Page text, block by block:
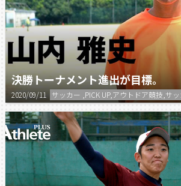
決勝トーナメント進出が目標。
2020/09/11 サッカー ,PICK UP,アウトドア競技,サ